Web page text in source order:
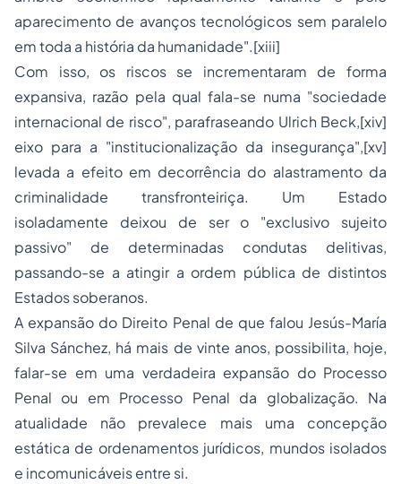
aparecimento de avanços tecnológicos sem paralelo
em toda a história da humanidade".[xiii]
Com isso, os riscos se incrementaram de forma
expansiva, razão pela qual fala-se numa "sociedade
internacional de risco", parafraseando Ulrich Beck,[xiv]
eixo para a "institucionalização da insegurança",[xv]
levada a efeito em decorrência do alastramento da
criminalidade transfronteiriça. Um Estado
isoladamente deixou de ser o "exclusivo sujeito
passivo" de determinadas condutas delitivas,
passando-se a atingir a ordem pública de distintos
Estados soberanos.
A expansão do Direito Penal de que falou Jesús-María
Silva Sánchez, há mais de vinte anos, possibilita, hoje,
falar-se em uma verdadeira expansão do Processo
Penal ou em Processo Penal da globalização. Na
atualidade não prevalece mais uma concepção
estática de ordenamentos jurídicos, mundos isolados
e incomunicáveis entre si.